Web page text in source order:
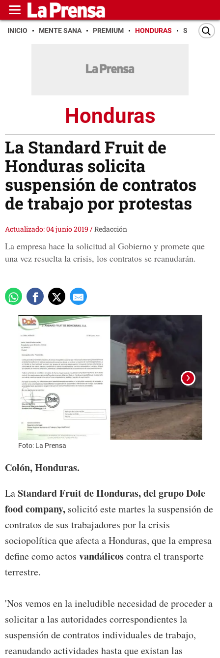
INICIO MENTE SANA PREMIUM HONDURAS SAN PEDRO
Honduras
La Standard Fruit de
Honduras solicita
suspensión de contratos
de trabajo por protestas
Actualizado: 04 junio 2019 /Redacción
La empresa hace la solicitud al Gobierno y promete que
una vez resuelta la crisis, los contratos se reanudarán.
Foto: La Prensa
Colón, Honduras.
LaStandard Fruit de Honduras, del grupo Dole
food company, solicitó este martes la suspensión de
contratos de sus trabajadores por la crisis
sociopolítica que afecta a Honduras, que la empresa
define como actos vandálicoscontra el transporte
terrestre.
'Nos vemos en la ineludible necesidad de proceder a
solicitar a las autoridades correspondientes la
suspensión de contratos individuales de trabajo,
reanudando actividades hasta que existan las